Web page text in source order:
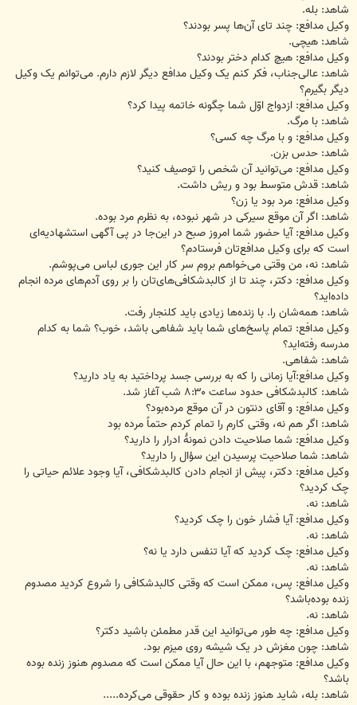
شاهد: بله.
وکیل مدافع: چند تای آن‌ها پسر بودند؟
شاهد: هیچی.
وکیل مدافع: هیچ کدام دختر بودند؟
شاهد: عالی‌جناب، فکر کنم یک وکیل مدافع دیگر لازم دارم. می‌توانم یک وکیل
دیگر بگیرم؟
وکیل مدافع: ازدواج اوّل شما چگونه خاتمه پیدا کرد؟
شاهد: با مرگ.
وکیل مدافع: و با مرگ چه کسی؟
شاهد: حدس بزن.
وکیل مدافع: می‌توانید آن شخص را توصیف کنید؟
شاهد: قدش متوسط بود و ریش داشت.
وکیل مدافع: مرد بود یا زن؟
شاهد: اگر آن موقع سیرکی در شهر نبوده، به نظرم مرد بوده.
وکیل مدافع: آیا حضور شما امروز صبح در این‌جا در پی آگهی استشهادیه‌ای
است که برای وکیل مدافع‌تان فرستادم؟
شاهد: نه، من وقتی می‌خواهم بروم سر کار این جوری لباس می‌پوشم.
وکیل مدافع: دکتر، چند تا از کالبدشکافی‌های‌تان را بر روی آدم‌های مرده انجام
داده‌اید؟
شاهد: همه‌شان را. با زنده‌ها زیادی باید کلنجار رفت.
وکیل مدافع: تمام پاسخ‌های شما باید شفاهی باشد، خوب؟ شما به کدام
مدرسه رفته‌اید؟
شاهد: شفاهی.
وکیل مدافع:آیا زمانی را که به بررسی جسد پرداختید به یاد دارید؟
شاهد: کالبدشکافی حدود ساعت ۸:۳۰ شب آغاز شد.
وکیل مدافع: و آقای دنتون در آن موقع مرده‌بود؟
شاهد: اگر هم نه، وقتی کارم را تمام کردم حتماً مرده بود
وکیل مدافع: شما صلاحیت دادن نمونهٔ ادرار را دارید؟
شاهد: شما صلاحیت پرسیدن این سؤال را دارید؟
وکیل مدافع: دکتر، پیش از انجام دادن کالبدشکافی، آیا وجود علائم حیاتی را
چک کردید؟
شاهد: نه.
وکیل مدافع: آیا فشار خون را چک کردید؟
شاهد: نه.
وکیل مدافع: چک کردید که آیا تنفس دارد یا نه؟
شاهد: نه.
وکیل مدافع: پس، ممکن است که وقتی کالبدشکافی را شروع کردید مصدوم
زنده بوده‌باشد؟
شاهد: نه.
وکیل مدافع: چه طور می‌توانید این قدر مطمئن باشید دکتر؟
شاهد: چون مغزش در یک شیشه روی میزم بود.
وکیل مدافع: متوجهم، با این حال آیا ممکن است که مصدوم هنوز زنده بوده
باشد؟
شاهد: بله، شاید هنوز زنده بوده و کار حقوقی می‌کرده.....